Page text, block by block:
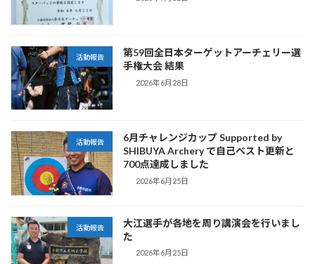
活動報告
第59回全日本ターゲットアーチェリー選
手権大会 結果
2026年6月28日
活動報告
6月チャレンジカップ Supported by
SHIBUYA Archery で自己ベスト更新と
700点達成しました
2026年6月25日
活動報告
大江選手が各地を周り講演会を行いまし
た
2026年6月25日